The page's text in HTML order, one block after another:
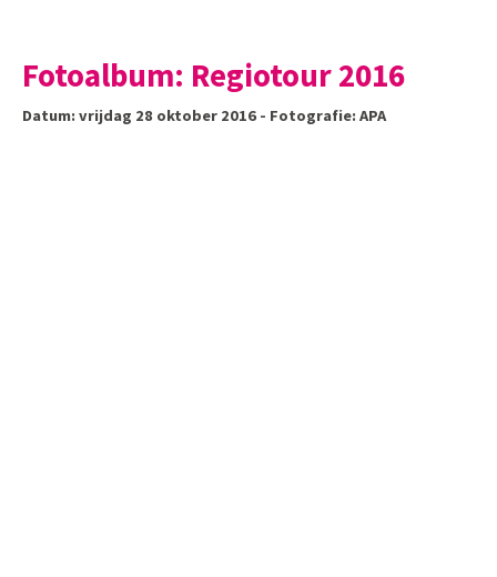
Fotoalbum: Regiotour 2016
Datum: vrijdag 28 oktober 2016 - Fotografie: APA